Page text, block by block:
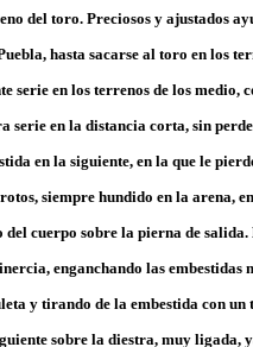
del toro. Preciosos y ajustados
hasta sacarse al toro en los
serie en los terrenos de los medio,
serie en la distancia corta, sin
en la siguiente, en la que le
siempre hundido en la arena,
del cuerpo sobre la pierna de
enganchando las embestidas
y tirando de la embestida con un
sobre la diestra, muy ligada,